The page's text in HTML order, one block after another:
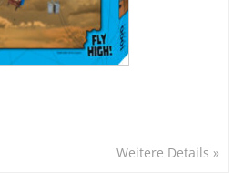
Weitere Details »